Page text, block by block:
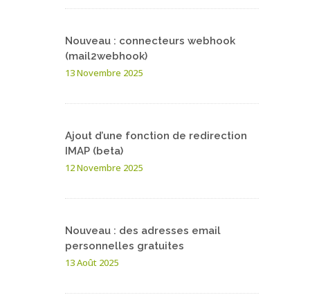
Nouveau : connecteurs webhook
(mail2webhook)
13 Novembre 2025
Ajout d’une fonction de redirection
IMAP (beta)
12 Novembre 2025
Nouveau : des adresses email
personnelles gratuites
13 Août 2025